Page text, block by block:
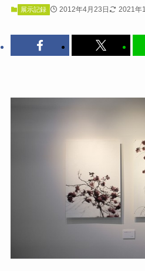
展示記録 2012年4月23日 2021年